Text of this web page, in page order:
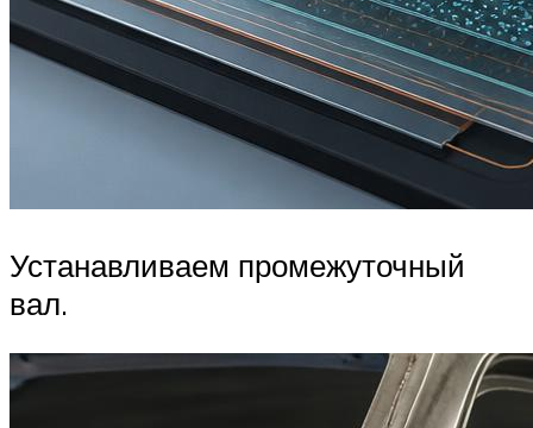
Устанавливаем промежуточный
вал.